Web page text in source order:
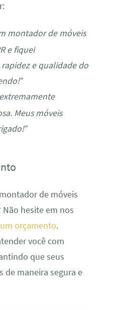
montador de móveis
e fiquei
e qualidade do
Meus móveis
de móveis
Não hesite em nos
orçamento.
você com
que seus
de maneira segura e